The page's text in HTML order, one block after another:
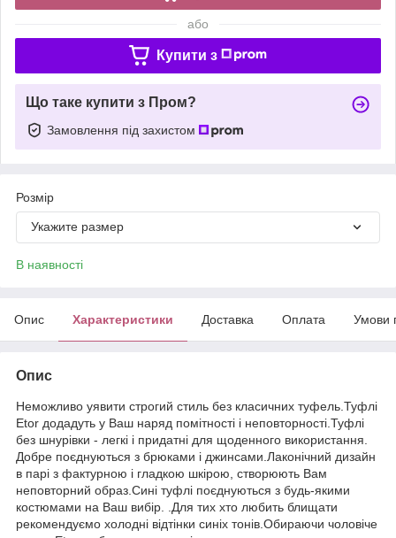
або
Купити з
Що таке купити з Пром?
Замовлення під захистом
Розмір
Укажите размер
В наявності
Опис Характеристики Доставка Оплата Умови
Опис
Неможливо уявити строгий стиль без класичних туфель.Туфлі
Etor додадуть у Ваш наряд помітності і неповторності.Туфлі
без шнурівки - легкі і придатні для щоденного використання.
Добре поєднуються з брюками і джинсами.Лаконічний дизайн
в парі з фактурною і гладкою шкірою, створюють Вам
неповторний образ.Сині туфлі поєднуються з будь-якими
костюмами на Ваш вибір. .Для тих хто любить блищати
рекомендуємо холодні відтінки синіх тонів.Обираючи чоловіче